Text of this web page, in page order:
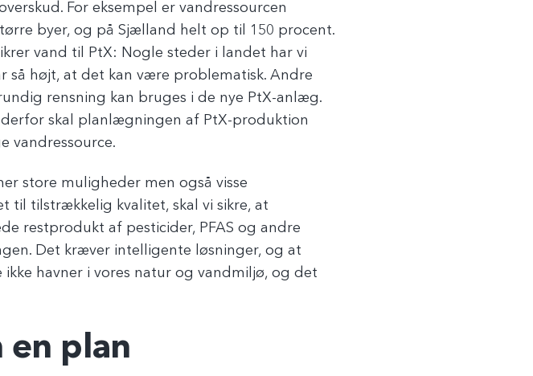
For eksempel er vandressourcen
byer, og på Sjælland helt op til 150 procent.
vand til PtX: Nogle steder i landet har vi
så højt, at det kan være problematisk. Andre
rensning kan bruges i de nye PtX-anlæg.
skal planlægningen af PtX-produktion
vandressource.
store muligheder men også visse
til tilstrækkelig kvalitet, skal vi sikre, at
restprodukt af pesticider, PFAS og andre
Det kræver intelligente løsninger, og at
havner i vores natur og vandmiljø, og det
en plan